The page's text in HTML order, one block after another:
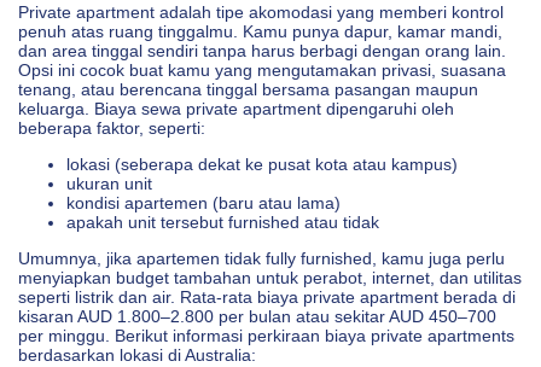
Private apartment adalah tipe akomodasi yang memberi kontrol
penuh atas ruang tinggalmu. Kamu punya dapur, kamar mandi,
dan area tinggal sendiri tanpa harus berbagi dengan orang lain.
Opsi ini cocok buat kamu yang mengutamakan privasi, suasana
tenang, atau berencana tinggal bersama pasangan maupun
keluarga. Biaya sewa private apartment dipengaruhi oleh
beberapa faktor, seperti:
lokasi (seberapa dekat ke pusat kota atau kampus)
ukuran unit
kondisi apartemen (baru atau lama)
apakah unit tersebut furnished atau tidak
Umumnya, jika apartemen tidak fully furnished, kamu juga perlu
menyiapkan budget tambahan untuk perabot, internet, dan utilitas
seperti listrik dan air. Rata-rata biaya private apartment berada di
kisaran AUD 1.800–2.800 per bulan atau sekitar AUD 450–700
per minggu. Berikut informasi perkiraan biaya private apartments
berdasarkan lokasi di Australia: